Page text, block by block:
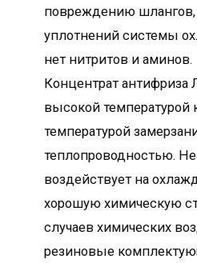
повреждению шлангов,
уплотнений системы
нет нитритов и аминов.
Концентрат
высокой температурой
температурой
теплопроводностью.
воздействует на
хорошую химическую
случаев химических
резиновые